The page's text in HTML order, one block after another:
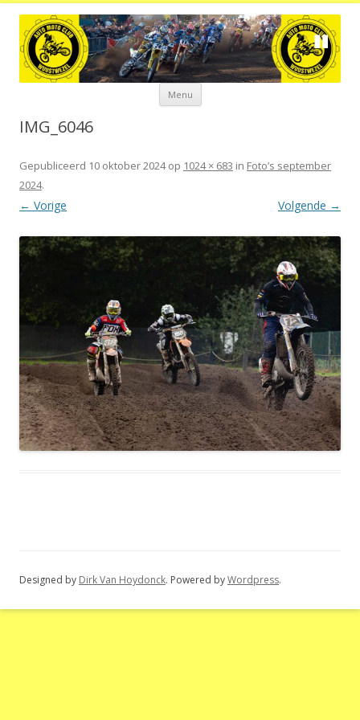
Menu Spring
de
IMG_6046
Gepubliceerd 10 oktober 2024op 1024 × 683 in Foto’s september
2024.
← Vorige Volgende →
Designed by Dirk Van Hoydonck. Powered byWordpress.